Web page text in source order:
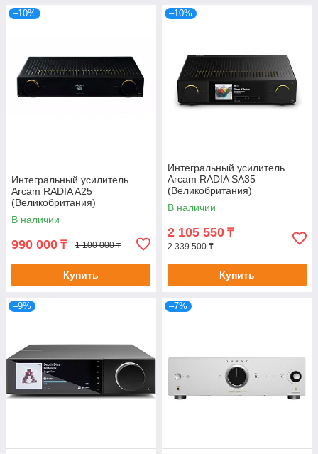
–10%
Интегральный усилитель
Arcam RADIA A25
(Великобритания)
В наличии
990 000 ₸ 1 100 000 ₸
Купить
–10%
Интегральный усилитель
Arcam RADIA SA35
(Великобритания)
В наличии
2 105 550 ₸
2 339 500 ₸
Купить
–9% –7%